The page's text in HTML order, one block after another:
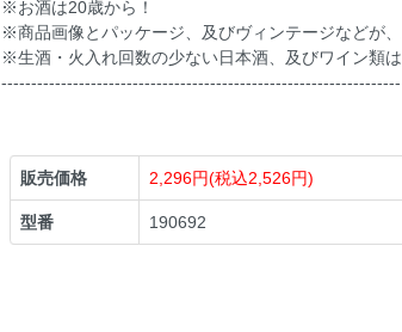
※お酒は20歳から！
※商品画像とパッケージ、及びヴィンテージなどが
※生酒・火入れ回数の少ない日本酒、及びワイン類
-------------------------------------------------------------------
販売価格 2,296円(税込2,526円)
型番 190692